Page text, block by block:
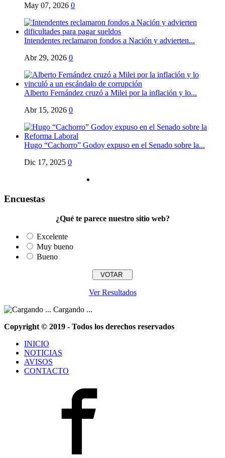
May 07, 2026 0
Intendentes reclamaron fondos a Nación y advierten...
Abr 29, 2026 0
Alberto Fernández cruzó a Milei por la inflación y lo...
Abr 15, 2026 0
Hugo “Cachorro” Godoy expuso en el Senado sobre la...
Dic 17, 2025 0
Encuestas
¿Qué te parece nuestro sitio web?
Excelente
Muy bueno
Bueno
Ver Resultados
Cargando ...
Copyright © 2019 - Todos los derechos reservados
INICIO
NOTICIAS
AVISOS
CONTACTO